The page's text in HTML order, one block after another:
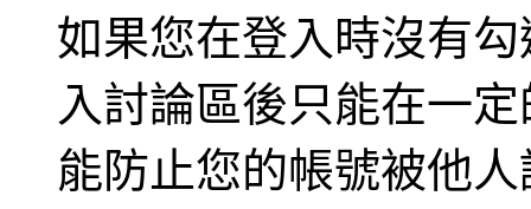
如果您在登入時沒有
入討論區後只能在一
能防止您的帳號被他